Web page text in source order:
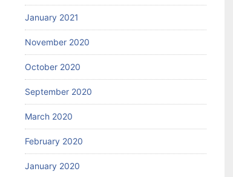
January 2021
November 2020
October 2020
September 2020
March 2020
February 2020
January 2020